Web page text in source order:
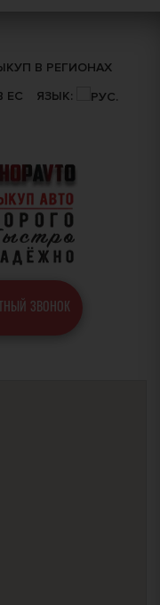
В РЕГИОНАХ
ЕС ЯЗЫК:
ЗВОНОК